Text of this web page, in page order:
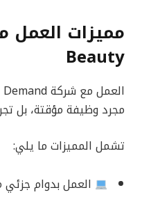
Beauty
مجرد وظيفة مؤقتة، بل
تشمل المميزات ما يلي:
العمل بدوام جزئي